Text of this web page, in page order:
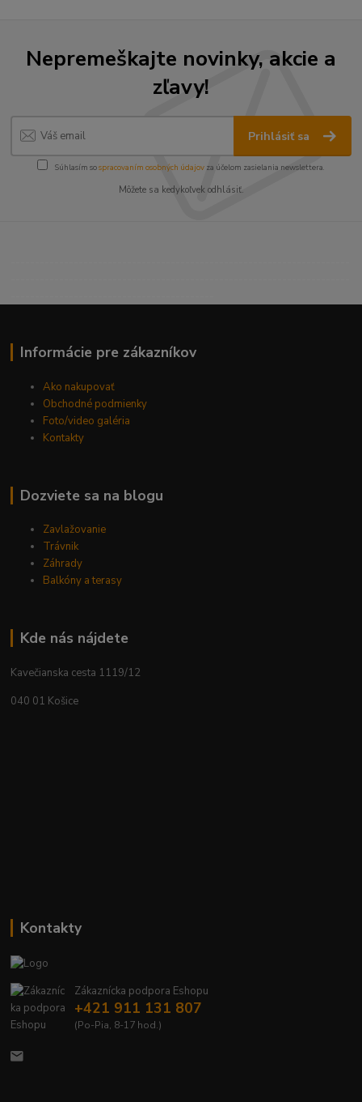
Nepremeškajte novinky, akcie a
zľavy!
Prihlásiť sa
Súhlasím sospracovaním osobných údajov za účelom zasielania newslettera.
Môžete sa kedykoľvek odhlásiť.
Informácie pre zákazníkov
Ako nakupovať
Obchodné podmienky
Foto/video galéria
Kontakty
Dozviete sa na blogu
Zavlažovanie
Trávnik
Záhrady
Balkóny a terasy
Kde nás nájdete
Kavečianska cesta 1119/12
040 01 Košice
Kontakty
Zákaznícka podpora Eshopu
+421 911 131 807
(Po-Pia, 8-17 hod.)